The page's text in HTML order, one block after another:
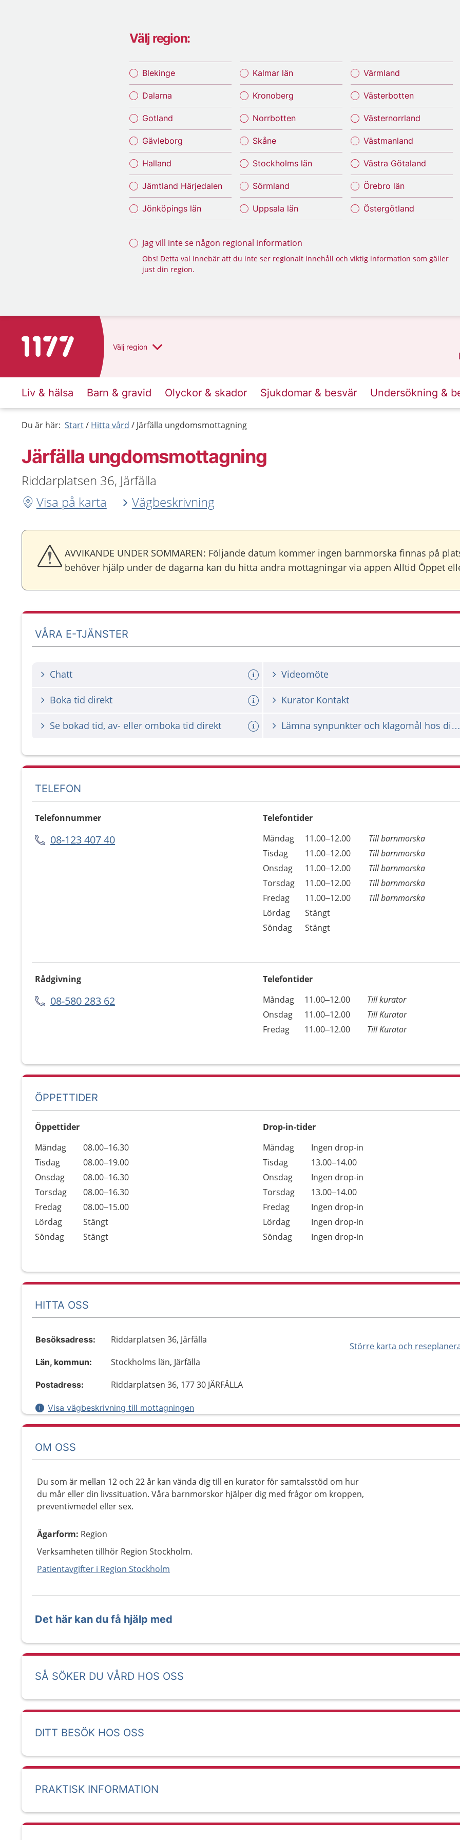
Välj region:
Blekinge
Dalarna
Gotland
Gävleborg
Halland
Jämtland Härjedalen
Jönköpings län
Kalmar län
Kronoberg
Norrbotten
Skåne
Stockholms län
Sörmland
Uppsala län
Värmland
Västerbotten
Västernorrland
Västmanland
Västra Götaland
Örebro län
Östergötland
Jag vill inte se någon regional information
Obs! Detta val innebär att du inte ser regionalt innehåll och viktig information som gäller
just din region.
Till startsidan för 1177 Välj region
Liv & hälsa Barn & gravid Olyckor & skador Sjukdomar & besvär Undersökning &
Du är här: Start Hitta vård Järfälla ungdomsmottagning
Järfälla ungdoms­mottagning
Riddarplatsen 36, Järfälla
Visa på karta
Vägbeskrivning
AVVIKANDE UNDER SOMMAREN: Följande datum kommer ingen barnmorska finnas på
behöver hjälp under de dagarna kan du hitta andra mottagningar via appen Alltid Öppet
VÅRA E-TJÄNSTER
Chatt Videomöte
Boka tid direkt Kurator Kontakt
Se bokad tid, av- eller omboka tid direkt Lämna synpunkter och klagomål hos din vårdgivare
TELEFON
Telefonnummer
08-123 407 40
Telefontider
Dag
Öppettider
Kommentarer
Måndag 11.00–12.00
Till barnmorska
Tisdag
11.00–12.00
Till barnmorska
Onsdag
11.00–12.00
Till barnmorska
Torsdag
11.00–12.00
Till barnmorska
Fredag
11.00–12.00
Till barnmorska
Lördag
Stängt
Söndag
Stängt
Rådgivning
08-580 283 62
Telefontider
Dag
Öppettider
Kommentarer
Måndag 11.00–12.00
Till kurator
Onsdag
11.00–12.00
Till Kurator
Fredag
11.00–12.00 Till Kurator
ÖPPETTIDER
Öppettider
Dag
Öppettider
Kommentarer
Måndag
08.00–16.30
Tisdag
08.00–19.00
Onsdag
08.00–16.30
Torsdag
08.00–16.30
Fredag
08.00–15.00
Lördag
Stängt
Söndag
Stängt
Drop-in-tider
Måndag
Ingen drop-in
Tisdag
13.00–14.00
Onsdag
Ingen drop-in
Torsdag
13.00–14.00
Fredag
Ingen drop-in
Lördag
Ingen drop-in
Söndag
Ingen drop-in
HITTA OSS
Större karta och
Besöksadress: Riddarplatsen 36, Järfälla
Län, kommun: Stockholms län, Järfälla
Postadress: Riddarplatsen 36, 177 30 JÄRFÄLLA
Visa vägbeskrivning till mottagningen
OM OSS
Du som är mellan 12 och 22 år kan vända dig till en kurator för samtalsstöd om hur
du mår eller din livssituation. Våra barnmorskor hjälper dig med frågor om kroppen,
preventivmedel eller sex.
Ägarform: Region
Verksamheten tillhör Region Stockholm.
Patientavgifter i Region Stockholm
Det här kan du få hjälp med
SÅ SÖKER DU VÅRD HOS OSS
DITT BESÖK HOS OSS
PRAKTISK INFORMATION